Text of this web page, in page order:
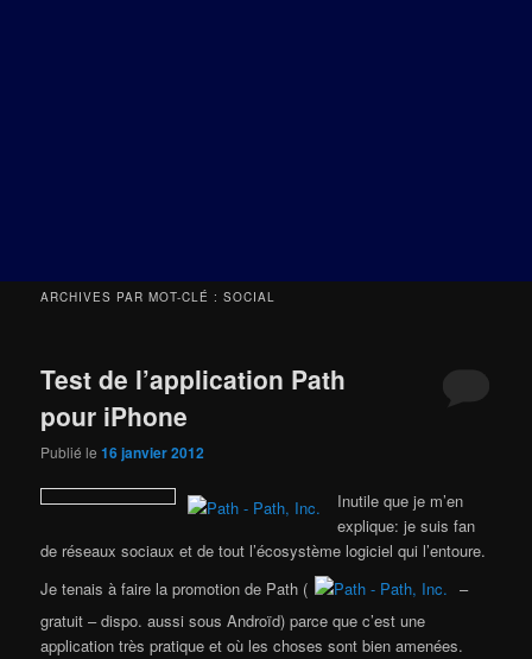
ARCHIVES PAR MOT-CLÉ :SOCIAL
Test de l’application Path
pour iPhone
Publié le16 janvier 2012
Inutile que je m’en
explique: je suis fan
de réseaux sociaux et de tout l’écosystème logiciel qui l’entoure.
Je tenais à faire la promotion de Path (
–
gratuit – dispo. aussi sous Androïd) parce que c’est une
application très pratique et où les choses sont bien amenées.